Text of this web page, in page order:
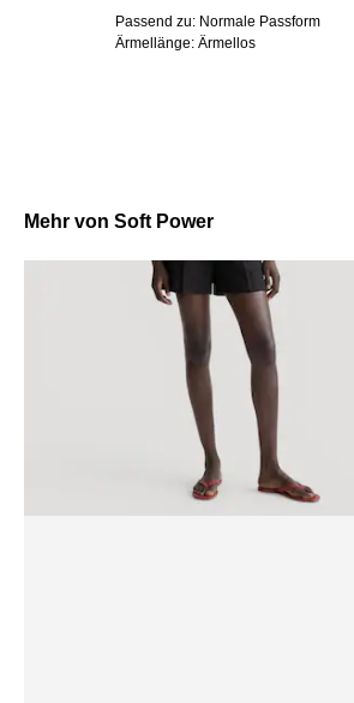
Passend zu: Normale Passform
Ärmellänge: Ärmellos
Mehr von Soft Power